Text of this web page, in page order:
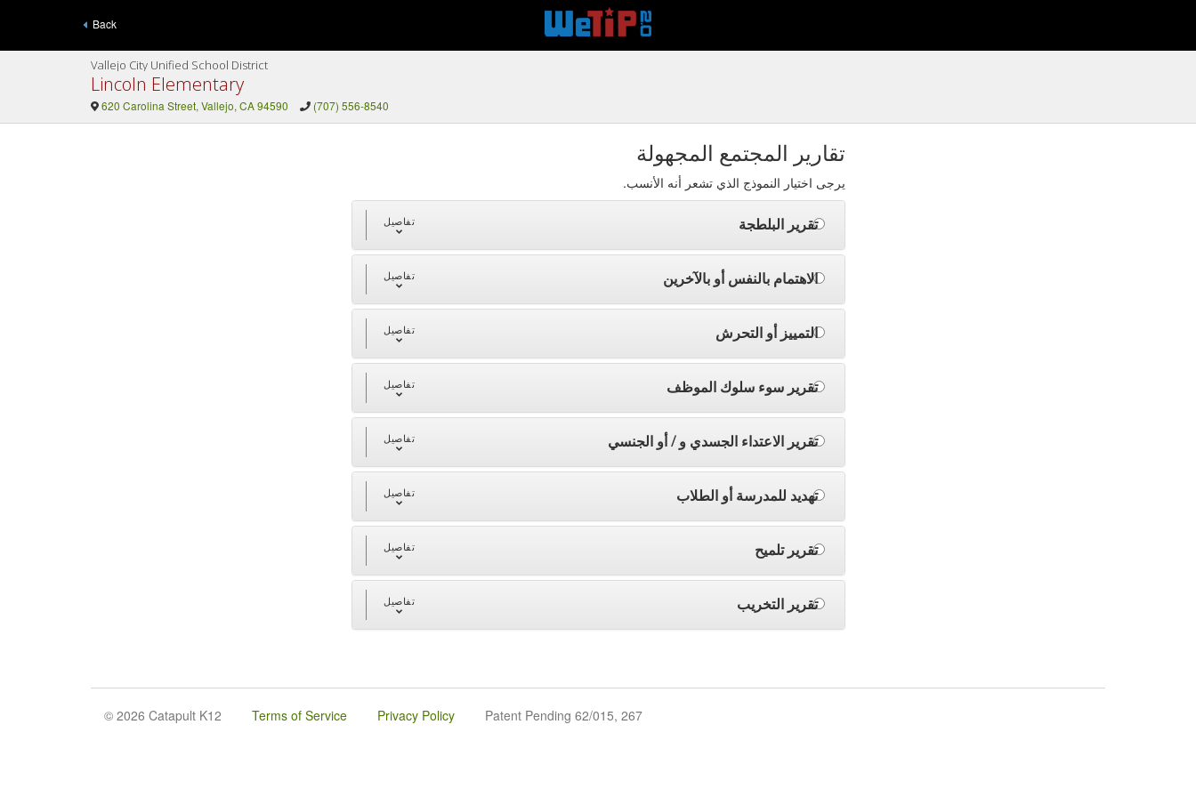
Back
Vallejo City Unified School District
Lincoln Elementary
620 Carolina Street, Vallejo, CA 94590 (707) 556-8540
تقارير المجتمع المجهولة
يرجى اختيار النموذج الذي تشعر أنه الأنسب.
تقرير البلطجة تفاصيل
الاهتمام بالنفس أو بالآخرين تفاصيل
التمييز أو التحرش تفاصيل
تقرير سوء سلوك الموظف تفاصيل
تقرير الاعتداء الجسدي و / أو الجنسي تفاصيل
تهديد للمدرسة أو الطلاب تفاصيل
تقرير تلميح تفاصيل
تقرير التخريب تفاصيل
© 2026 Catapult K12 Terms of Service Privacy Policy Patent Pending 62/015, 267